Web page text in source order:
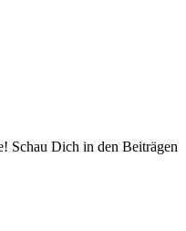
Schau Dich in den Beiträgen